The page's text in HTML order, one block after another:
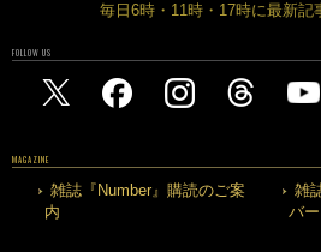
毎日6時・11時・17時に最新記
FOLLOW US
MAGAZINE
雑誌『Number』購読のご案
内
雑
バー